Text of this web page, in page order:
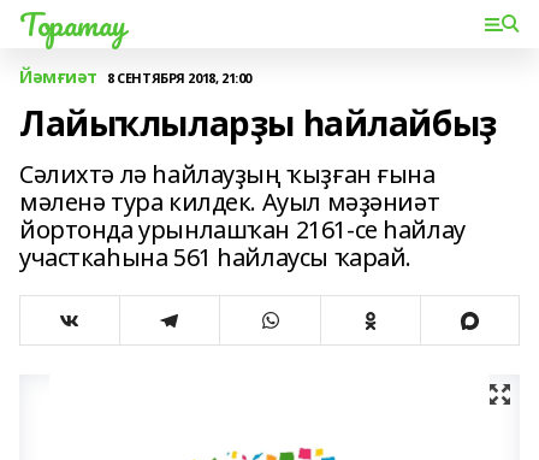
Торатау
Йәмғиәт 8 СЕНТЯБРЯ 2018, 21:00
Лайыҡлыларҙы һайлайбыҙ
Сәлихтә лә һайлауҙың ҡыҙған ғына
мәленә тура килдек. Ауыл мәҙәниәт
йортонда урынлашҡан 2161-се һайлау
участкаһына 561 һайлаусы ҡарай.